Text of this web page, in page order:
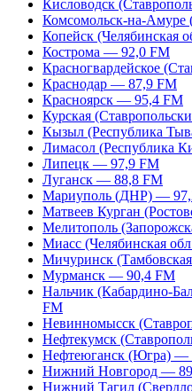
Кисловодск
Комсомольск-на-
Копейск (Челябинская
Кострома — 92,0 FM
Красногвардейское
Краснодар — 87,9 FM
Красноярск — 95,4 FM
Курская
Кызыл (Республика
Лимасол (Республика
Липецк — 97,9 FM
Луганск — 88,8 FM
Мариуполь (ДНР) —
Матвеев Курган
Мелитополь
Миасс (Челябинская
Мичуринск
Мурманск — 90,4 FM
Нальчик (Кабардино-
FM
Невинномысск
Нефтекумск
Нефтеюганск (Югра) —
Нижний Новгород —
Нижний Тагил